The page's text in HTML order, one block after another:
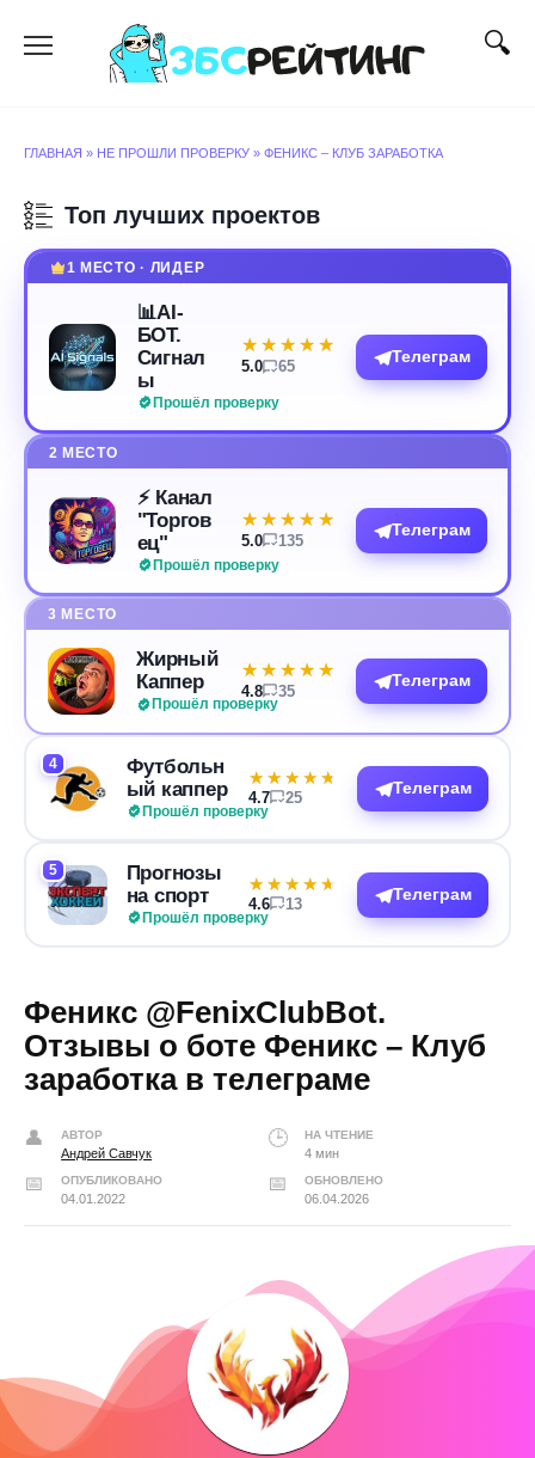
содержанию
ГЛАВНАЯ » НЕ ПРОШЛИ ПРОВЕРКУ » ФЕНИКС – КЛУБ ЗАРАБОТКА
Топ лучших проектов
1 МЕСТО · ЛИДЕР
📊AI-
БОТ.
Сигнал
ы
Прошёл проверку
★★★★★
★★★★★
5.0 65
Телеграм
2 МЕСТО
⚡️ Канал
"Торгов
ец"
Прошёл проверку
★★★★★
★★★★★
5.0 135
Телеграм
3 МЕСТО
Жирный
Каппер
Прошёл проверку
★★★★★
★★★★★
4.8 35
Телеграм
4
Футбольн
ый каппер
Прошёл проверку
★★★★★
★★★★★
4.7 25
Телеграм
5
Прогнозы
на спорт
Прошёл проверку
★★★★★
★★★★★
4.6 13
Телеграм
Феникс @FenixClubBot.
Отзывы о боте Феникс – Клуб
заработка в телеграме
АВТОР
Андрей Савчук
НА ЧТЕНИЕ
4 мин
ОПУБЛИКОВАНО
04.01.2022
ОБНОВЛЕНО
06.04.2026